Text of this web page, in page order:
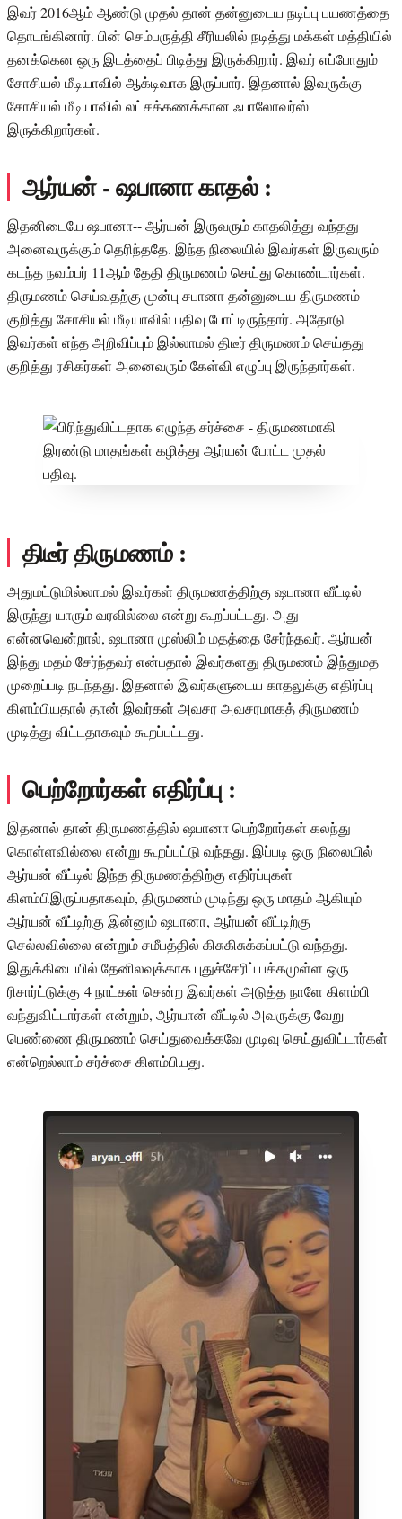
இவர் 2016ஆம் ஆண்டு முதல் தான் தன்னுடைய நடிப்பு பயணத்தை
தொடங்கினார். பின் செம்பருத்தி சீரியலில் நடித்து மக்கள் மத்தியில்
தனக்கென ஒரு இடத்தைப் பிடித்து இருக்கிறார். இவர் எப்போதும்
சோசியல் மீடியாவில் ஆக்டிவாக இருப்பார். இதனால் இவருக்கு
சோசியல் மீடியாவில் லட்சக்கணக்கான ஃபாலோவர்ஸ்
இருக்கிறார்கள்.
ஆர்யன் - ஷபானா காதல் :
இதனிடையே ஷபானா-- ஆர்யன் இருவரும் காதலித்து வந்தது
அனைவருக்கும் தெரிந்ததே. இந்த நிலையில் இவர்கள் இருவரும்
கடந்த நவம்பர் 11ஆம் தேதி திருமணம் செய்து கொண்டார்கள்.
திருமணம் செய்வதற்கு முன்பு சபானா தன்னுடைய திருமணம்
குறித்து சோசியல் மீடியாவில் பதிவு போட்டிருந்தார். அதோடு
இவர்கள் எந்த அறிவிப்பும் இல்லாமல் திடீர் திருமணம் செய்தது
குறித்து ரசிகர்கள் அனைவரும் கேள்வி எழுப்பு இருந்தார்கள்.
திடீர் திருமணம் :
அதுமட்டுமில்லாமல் இவர்கள் திருமணத்திற்கு ஷபானா வீட்டில்
இருந்து யாரும் வரவில்லை என்று கூறப்பட்டது. அது
என்னவென்றால், ஷபானா முஸ்லிம் மதத்தை சேர்ந்தவர். ஆர்யன்
இந்து மதம் சேர்ந்தவர் என்பதால் இவர்களது திருமணம் இந்துமத
முறைப்படி நடந்தது. இதனால் இவர்களுடைய காதலுக்கு எதிர்ப்பு
கிளம்பியதால் தான் இவர்கள் அவசர அவசரமாகத் திருமணம்
முடித்து விட்டதாகவும் கூறப்பட்டது.
பெற்றோர்கள் எதிர்ப்பு :
இதனால் தான் திருமணத்தில் ஷபானா பெற்றோர்கள் கலந்து
கொள்ளவில்லை என்று கூறப்பட்டு வந்தது. இப்படி ஒரு நிலையில்
ஆர்யன் வீட்டில் இந்த திருமணத்திற்கு எதிர்ப்புகள்
கிளம்பிஇருப்பதாகவும், திருமணம் முடிந்து ஒரு மாதம் ஆகியும்
ஆர்யன் வீட்டிற்கு இன்னும் ஷபானா, ஆர்யன் வீட்டிற்கு
செல்லவில்லை என்றும் சமீபத்தில் கிசுகிசுக்கப்பட்டு வந்தது.
இதுக்கிடையில் தேனிலவுக்காக புதுச்சேரிப் பக்கமுள்ள ஒரு
ரிசார்ட்டுக்கு 4 நாட்கள் சென்ற இவர்கள் அடுத்த நாளே கிளம்பி
வந்துவிட்டார்கள் என்றும், ஆர்யான் வீட்டில் அவருக்கு வேறு
பெண்ணை திருமணம் செய்துவைக்கவே முடிவு செய்துவிட்டார்கள்
என்றெல்லாம் சர்ச்சை கிளம்பியது.